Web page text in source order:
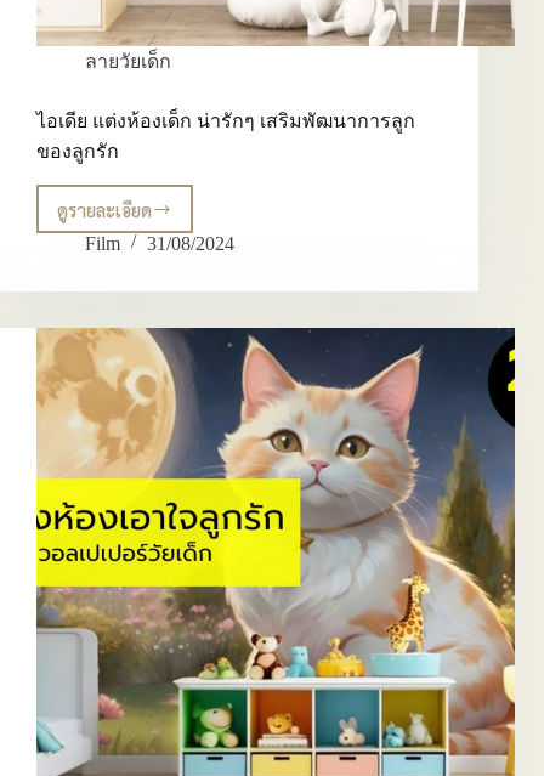
ลายวัยเด็ก
ไอเดีย แต่งห้องเด็ก น่ารักๆ เสริมพัฒนาการลูก
ของลูกรัก
ดูรายละเอียด
ไอ
เดีย
ห้อง
น่า
รักๆ
เสริม
พัฒนาการ
ลูก
ของ
ลูก
Film 31/08/2024